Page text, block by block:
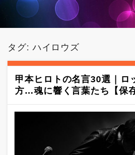
タグ: ハイロウズ
甲本ヒロトの名言30選｜ロ
方…魂に響く言葉たち【保存